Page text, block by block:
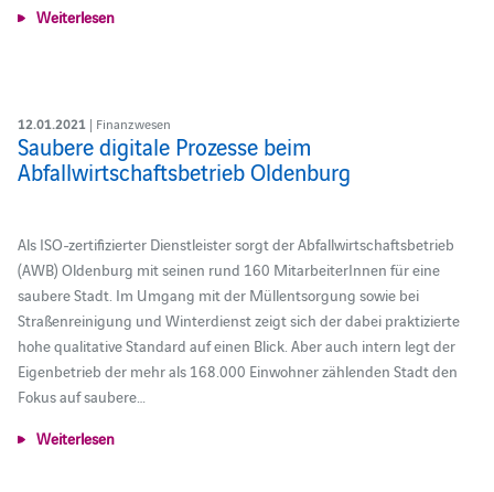
Weiterlesen
12.01.2021 | Finanzwesen
Saubere digitale Prozesse beim
Abfallwirtschaftsbetrieb Oldenburg
Als ISO-zertifizierter Dienstleister sorgt der Abfallwirtschaftsbetrieb
(AWB) Oldenburg mit seinen rund 160 MitarbeiterInnen für eine
saubere Stadt. Im Umgang mit der Müllentsorgung sowie bei
Straßenreinigung und Winterdienst zeigt sich der dabei praktizierte
hohe qualitative Standard auf einen Blick. Aber auch intern legt der
Eigenbetrieb der mehr als 168.000 Einwohner zählenden Stadt den
Fokus auf saubere…
Weiterlesen